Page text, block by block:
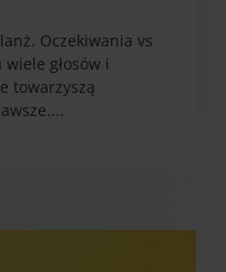
Oczekiwania vs
wiele głosów i
towarzyszą